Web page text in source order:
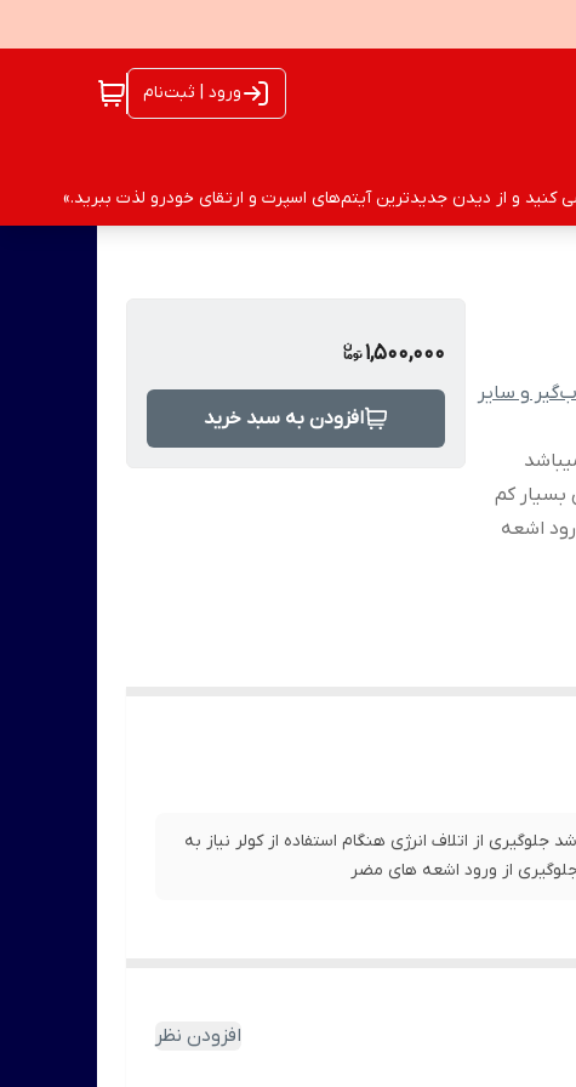
ورود | ثبت‌نام
و از دیدن جدیدترین آیتم‌های اسپرت و ارتقای خودرو لذت ببرید.»
و سایر
بسیار کم
اشعه
1,500,000
افزودن به سبد خرید
جلوگیری از اتلاف انرژی هنگام استفاده از کولر نیاز به
از ورود اشعه های مضر
افزودن نظر